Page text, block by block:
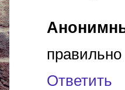
Ответить